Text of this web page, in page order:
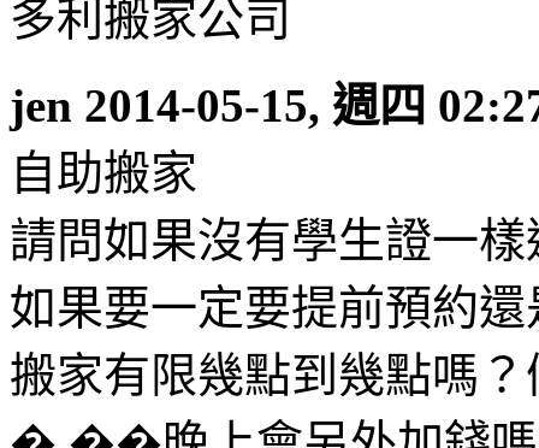
多利搬家公司
jen 2014-05-15, 週四
自助搬家
請問如果沒有學生證一
如果要一定要提前預約
搬家有限幾點到幾點嗎